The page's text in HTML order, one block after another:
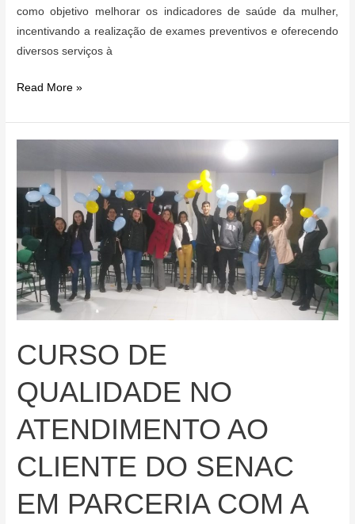
como objetivo melhorar os indicadores de saúde da mulher,
incentivando a realização de exames preventivos e oferecendo
diversos serviços à
ARRAIA
NOS
Read More »
CURSO DE
QUALIDADE NO
ATENDIMENTO AO
CLIENTE DO SENAC
EM PARCERIA COM A